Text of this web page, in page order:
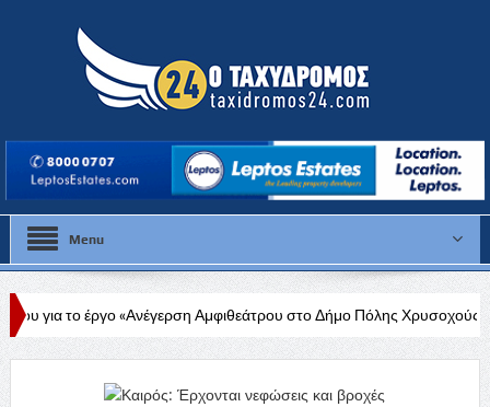
Menu
Αμφιθεάτρου στο Δήμο Πόλης Χρυσοχούς» Στάλω